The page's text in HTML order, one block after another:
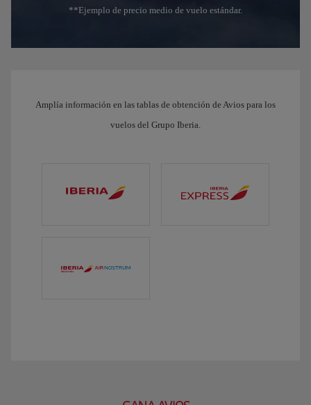
**Ejemplo de precio medio de vuelo estándar.
Amplía información en las tablas de obtención de Avios para los
vuelos del Grupo Iberia.